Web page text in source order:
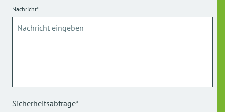
Nachricht*
Sicherheitsabfrage*